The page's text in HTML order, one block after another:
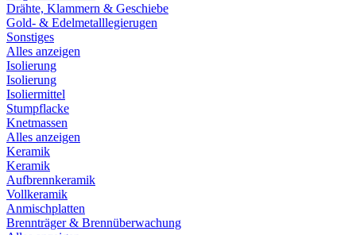
Drähte, Klammern & Geschiebe
Gold- & Edelmetalllegierugen
Sonstiges
Alles anzeigen
Isolierung
Isolierung
Isoliermittel
Stumpflacke
Knetmassen
Alles anzeigen
Keramik
Keramik
Aufbrennkeramik
Vollkeramik
Anmischplatten
Brennträger & Brennüberwachung